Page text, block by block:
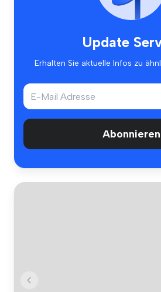
Update
Erhalten Sie aktuelle Infos zu
Abonnieren